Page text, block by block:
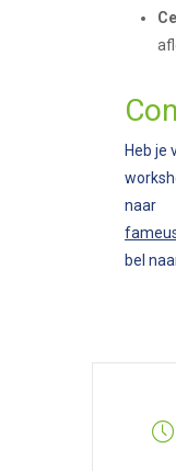
Heb je
naar
bel